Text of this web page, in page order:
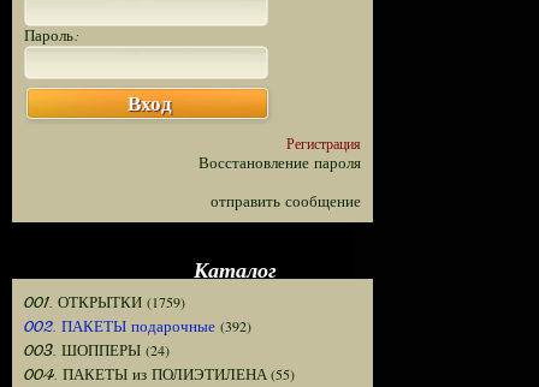
Пароль:
Вход
Регистрация
Восстановление пароля
отправить сообщение
Каталог
001. ОТКРЫТКИ (1759)
002. ПАКЕТЫ подарочные (392)
003. ШОППЕРЫ (24)
004. ПАКЕТЫ из ПОЛИЭТИЛЕНА(55)